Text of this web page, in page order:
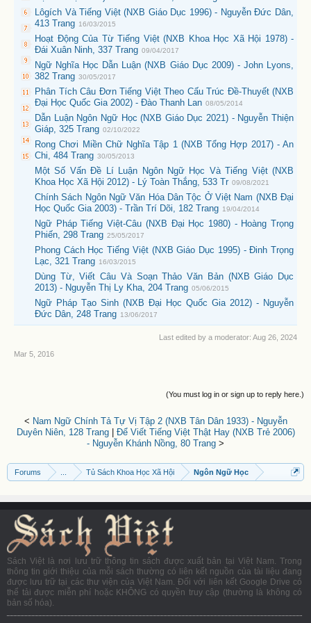
Lôgích Và Tiếng Việt (NXB Giáo Dục 1996) - Nguyễn Đức Dân,
413 Trang 16/03/2015
Hoạt Động Của Từ Tiếng Việt (NXB Khoa Học Xã Hội 1978) -
Đái Xuân Ninh, 337 Trang 09/04/2017
Ngữ Nghĩa Học Dẫn Luận (NXB Giáo Dục 2009) - John Lyons,
382 Trang 30/05/2017
Phân Tích Câu Đơn Tiếng Việt Theo Cấu Trúc Đề-Thuyết (NXB
Đại Học Quốc Gia 2002) - Đào Thanh Lan 08/05/2014
Dẫn Luận Ngôn Ngữ Học (NXB Giáo Dục 2021) - Nguyễn Thiện
Giáp, 325 Trang 02/10/2022
Rong Chơi Miền Chữ Nghĩa Tập 1 (NXB Tổng Hợp 2017) - An
Chi, 484 Trang 30/05/2013
Một Số Vấn Đề Lí Luận Ngôn Ngữ Học Và Tiếng Việt (NXB
Khoa Học Xã Hội 2012) - Lý Toàn Thắng, 533 Tr 09/08/2021
Chính Sách Ngôn Ngữ Văn Hóa Dân Tộc Ở Việt Nam (NXB Đại
Học Quốc Gia 2003) - Trần Trí Dõi, 182 Trang 19/04/2014
Ngữ Pháp Tiếng Việt-Câu (NXB Đại Học 1980) - Hoàng Trọng
Phiến, 298 Trang 25/05/2017
Phong Cách Học Tiếng Việt (NXB Giáo Dục 1995) - Đinh Trọng
Lạc, 321 Trang 16/03/2015
Dùng Từ, Viết Câu Và Soạn Thảo Văn Bản (NXB Giáo Dục
2013) - Nguyễn Thị Ly Kha, 204 Trang 05/06/2015
Ngữ Pháp Tạo Sinh (NXB Đại Học Quốc Gia 2012) - Nguyễn
Đức Dân, 248 Trang 13/06/2017
Last edited by a moderator: Aug 26, 2024
Mar 5, 2016
(You must log in or sign up to reply here.)
< Nam Ngữ Chính Tả Tự Vị Tập 2 (NXB Tân Dân 1933) - Nguyễn
Duyên Niên, 128 Trang| Để Viết Tiếng Việt Thật Hay (NXB Trẻ 2006)
- Nguyễn Khánh Nồng, 80 Trang >
Forums Tủ Sách Khoa Học Xã Hội Ngôn Ngữ Học
Sách Việt là nơi lưu trữ thông tin sách được xuất bản tại Việt Nam. Trong
thông tin giới thiệu của mỗi sách thường có liên kết nguồn của tài liệu đang
được lưu trữ tại các thư viện của Việt Nam. Đối với liên kết Google Drive có
thể tải được miễn phí hoặc KHÔNG có quyền truy cập (thường là không có
bản số hóa).